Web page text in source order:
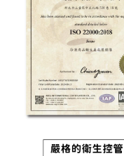
「AFTEE先享後付」，若
４．使用「AFTEE先享後
時審查核予不同之上限額度
５．嚴禁一人註冊多個帳號
恩沛科技股份有限公司將
每筆NT$250，滿